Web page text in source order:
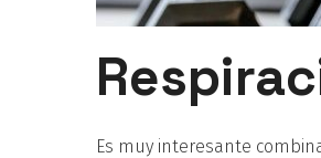
Es muy interesante